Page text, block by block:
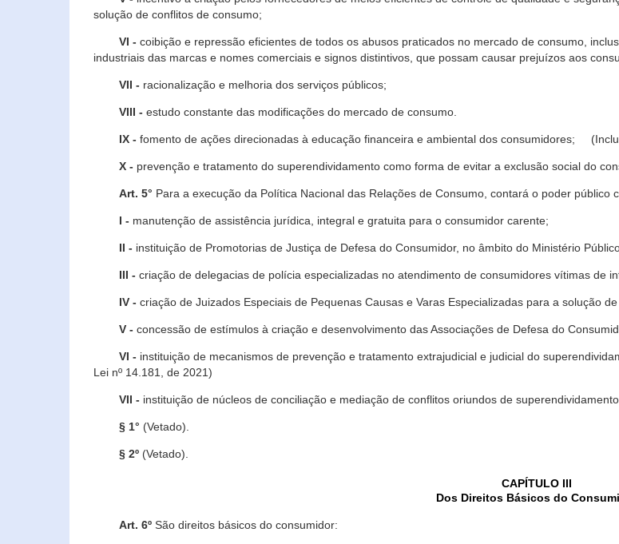
solução de conflitos de consumo;
VI - coibição e repressão eficientes de todos os abusos praticados no mercado de consumo,
industriais das marcas e nomes comerciais e signos distintivos, que possam causar prejuízos aos
VII - racionalização e melhoria dos serviços públicos;
VIII - estudo constante das modificações do mercado de consumo.
IX - fomento de ações direcionadas à educação financeira e ambiental dos consumidores;
X - prevenção e tratamento do superendividamento como forma de evitar a exclusão social do
Art. 5° Para a execução da Política Nacional das Relações de Consumo, contará o poder público
I - manutenção de assistência jurídica, integral e gratuita para o consumidor carente;
II - instituição de Promotorias de Justiça de Defesa do Consumidor, no âmbito do Ministério
III - criação de delegacias de polícia especializadas no atendimento de consumidores vítimas de
IV - criação de Juizados Especiais de Pequenas Causas e Varas Especializadas para a solução
V - concessão de estímulos à criação e desenvolvimento das Associações de Defesa do
VI - instituição de mecanismos de prevenção e tratamento extrajudicial e judicial do
Lei nº 14.181, de 2021)
VII - instituição de núcleos de conciliação e mediação de conflitos oriundos de
§ 1° (Vetado).
§ 2º (Vetado).
CAPÍTULO III
Dos Direitos Básicos do
Art. 6º São direitos básicos do consumidor: